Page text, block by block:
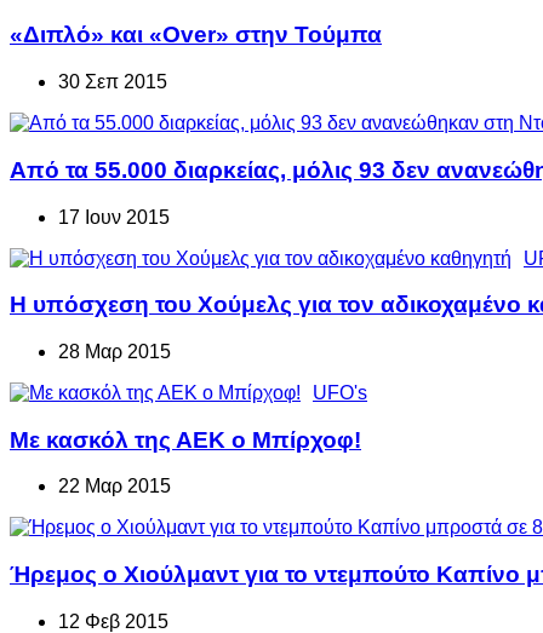
«Διπλό» και «Over» στην Τούμπα
30 Σεπ 2015
Από τα 55.000 διαρκείας, μόλις 93 δεν
17 Ιουν 2015
Η υπόσχεση του Χούμελς για τον αδικοχαμένο
28 Μαρ 2015
UFO's
Με κασκόλ της ΑΕΚ ο Μπίρχοφ!
22 Μαρ 2015
Ήρεμος ο Χιούλμαντ για το ντεμπούτο Καπίνο
12 Φεβ 2015